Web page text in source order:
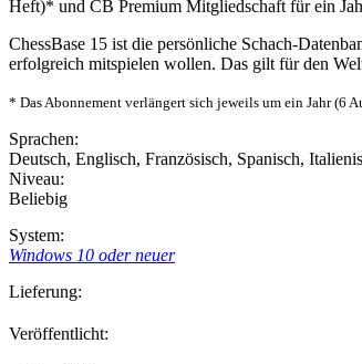
Heft)* und CB Premium Mitgliedschaft für ein
ChessBase 15 ist die persönliche Schach-
erfolgreich mitspielen wollen. Das gilt für den
* Das Abonnement verlängert sich jeweils um ein Jahr (6
Sprachen:
Deutsch, Englisch, Französisch, Spanisch,
Niveau:
Beliebig
System:
Windows 10 oder neuer
Lieferung:
Veröffentlicht: